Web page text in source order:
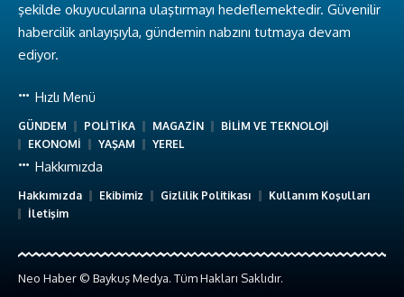
şekilde okuyucularına ulaştırmayı hedeflemektedir. Güvenilir
habercilik anlayışıyla, gündemin nabzını tutmaya devam
ediyor.
Hızlı Menü
GÜNDEM POLİTİKA MAGAZİN
BİLİM VE TEKNOLOJİ
EKONOMİ
YAŞAM YEREL
Hakkımızda
Hakkımızda Ekibimiz Gizlilik Politikası
Kullanım Koşulları
İletişim
Neo Haber © Baykuş Medya. Tüm Hakları Saklıdır.